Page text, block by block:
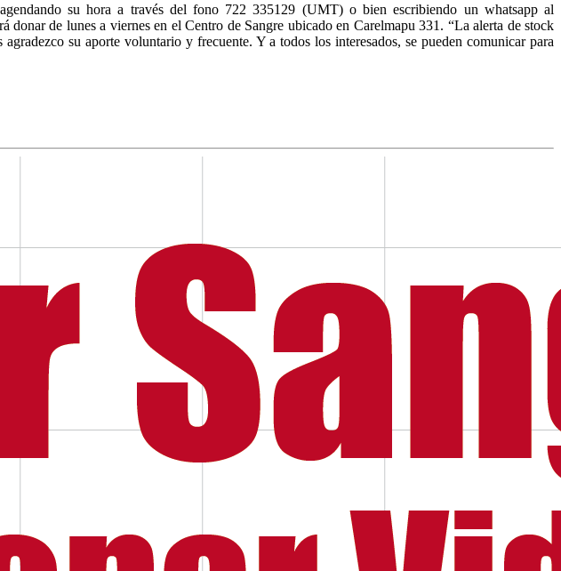
su hora a través del fono 722 335129 (UMT) o bien escribiendo un whatsapp al
donar de lunes a viernes en el Centro de Sangre ubicado en Carelmapu 331. “La alerta de stock
su aporte voluntario y frecuente. Y a todos los interesados, se pueden comunicar para